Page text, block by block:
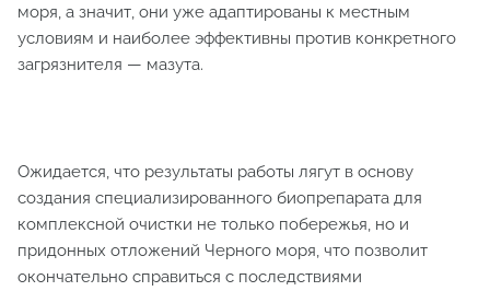
моря, а значит, они уже адаптированы к местным
условиям и наиболее эффективны против конкретного
загрязнителя — мазута.
Ожидается, что результаты работы лягут в основу
создания специализированного биопрепарата для
комплексной очистки не только побережья, но и
придонных отложений Черного моря, что позволит
окончательно справиться с последствиями